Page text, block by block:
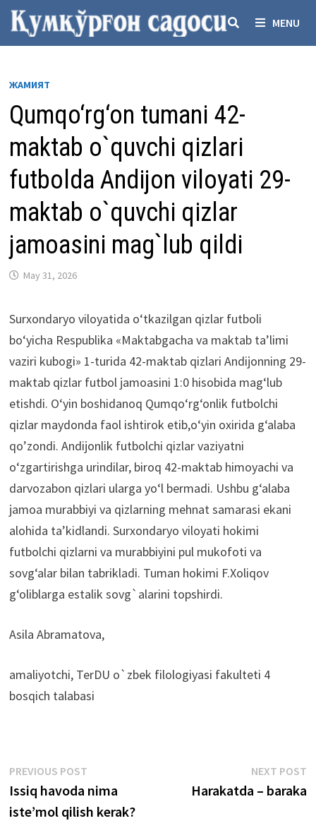
Skip
to
content
MENU
ЖАМИЯТ
Qumqo‘rg‘on tumani 42-
maktab o`quvchi qizlari
futbolda Andijon viloyati 29-
maktab o`quvchi qizlar
jamoasini mag`lub qildi
May 31, 2026
Surxondaryo viloyatida o‘tkazilgan qizlar futboli
bo‘yicha Respublika «Maktabgacha va maktab taʼlimi
vaziri kubogi» 1-turida 42-maktab qizlari Andijonning 29-
maktab qizlar futbol jamoasini 1:0 hisobida mag‘lub
etishdi. O‘yin boshidanoq Qumqo‘rg‘onlik futbolchi
qizlar maydonda faol ishtirok etib,o‘yin oxirida g‘alaba
qoʼzondi. Andijonlik futbolchi qizlar vaziyatni
o‘zgartirishga urindilar, biroq 42-maktab himoyachi va
darvozabon qizlari ularga yo‘l bermadi. Ushbu g‘alaba
jamoa murabbiyi va qizlarning mehnat samarasi ekani
alohida taʼkidlandi. Surxondaryo viloyati hokimi
futbolchi qizlarni va murabbiyini pul mukofoti va
sovg‘alar bilan tabrikladi. Tuman hokimi F.Xoliqov
g‘oliblarga estalik sovg`alarini topshirdi.
Asila Abramatova,
amaliyotchi, TerDU o`zbek filologiyasi fakulteti 4
bosqich talabasi
Post
menyusi
PREVIOUS POSTPrevious
post:
Issiq havoda nima
isteʼmol qilish kerak?
NEXT POST
Harakatda – baraka